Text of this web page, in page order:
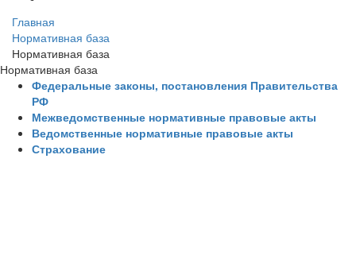
Главная
Нормативная база
Нормативная база
Нормативная база
Федеральные законы, постановления Правительства
РФ
Межведомственные нормативные правовые акты
Ведомственные нормативные правовые акты
Страхование